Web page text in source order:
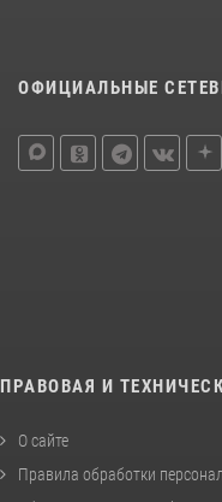
ОФИЦИАЛЬНЫЕ
ПРАВОВАЯ И
О сайте
Правила обработки